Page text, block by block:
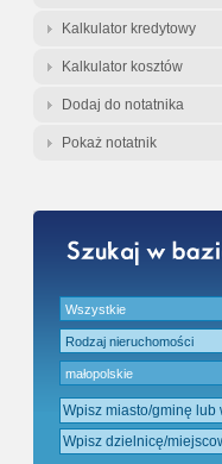
Kalkulator kredytowy
Kalkulator kosztów
Dodaj do notatnika
Pokaż notatnik